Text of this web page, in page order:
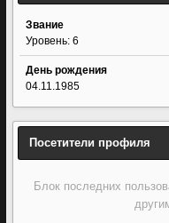
Звание
Уровень: 6
День рождения
04.11.1985
Посетители профиля
Блок последних